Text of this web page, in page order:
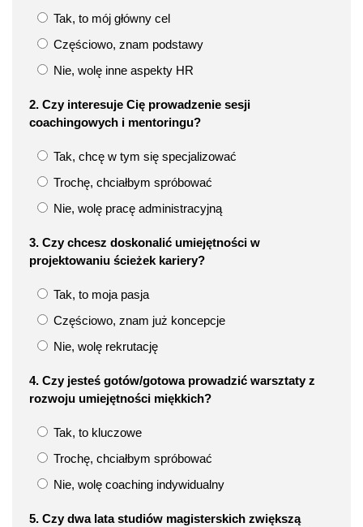
Tak, to mój główny cel
Częściowo, znam podstawy
Nie, wolę inne aspekty HR
2. Czy interesuje Cię prowadzenie sesji
coachingowych i mentoringu?​
Tak, chcę w tym się specjalizować
Trochę, chciałbym spróbować
Nie, wolę pracę administracyjną
3. Czy chcesz doskonalić umiejętności w
projektowaniu ścieżek kariery?​
Tak, to moja pasja
Częściowo, znam już koncepcje
Nie, wolę rekrutację
4. Czy jesteś gotów/gotowa prowadzić warsztaty z
rozwoju umiejętności miękkich?​
Tak, to kluczowe
Trochę, chciałbym spróbować
Nie, wolę coaching indywidualny
5. Czy dwa lata studiów magisterskich zwiększą